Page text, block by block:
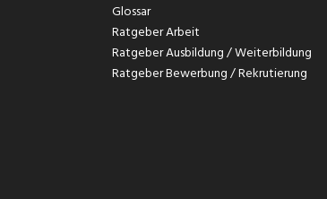
Glossar
Ratgeber Arbeit
Ratgeber Ausbildung / Weiterbildung
Ratgeber Bewerbung / Rekrutierung